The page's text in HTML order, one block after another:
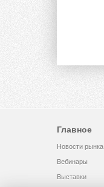
Главное
Новости рынка
Вебинары
Выставки